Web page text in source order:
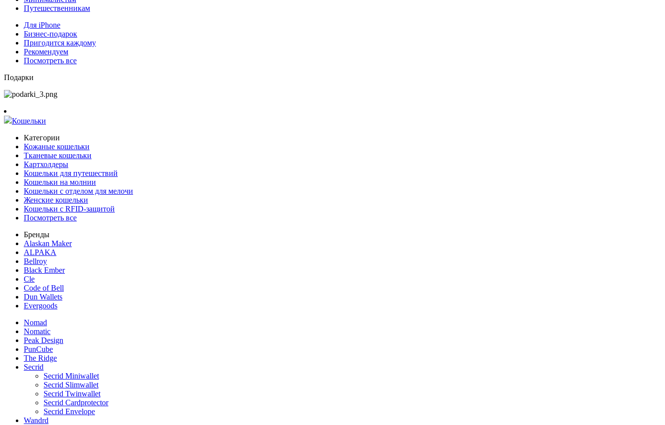
Путешественникам
Для iPhone
Бизнес-подарок
Пригодится каждому
Рекомендуем
Посмотреть все
Подарки
Кошельки
Категории
Кожаные кошельки
Тканевые кошельки
Картхолдеры
Кошельки для путешествий
Кошельки на молнии
Кошельки с отделом для мелочи
Женские кошельки
Кошельки с RFID-защитой
Посмотреть все
Бренды
Alaskan Maker
ALPAKA
Bellroy
Black Ember
Cle
Code of Bell
Dun Wallets
Evergoods
Nomad
Nomatic
Peak Design
PunCube
The Ridge
Secrid
Secrid Miniwallet
Secrid Slimwallet
Secrid Twinwallet
Secrid Cardprotector
Secrid Envelope
Wandrd